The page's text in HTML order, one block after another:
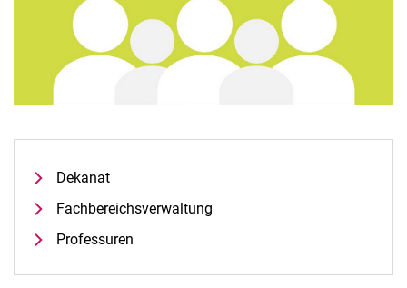
Dekanat
Fach­be­reichs­ver­wal­tung
Professuren